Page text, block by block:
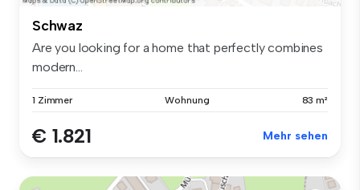
Schwaz
Are you looking for a home that perfectly combines
modern...
1 Zimmer Wohnung 83 m²
€ 1.821 Mehr sehen